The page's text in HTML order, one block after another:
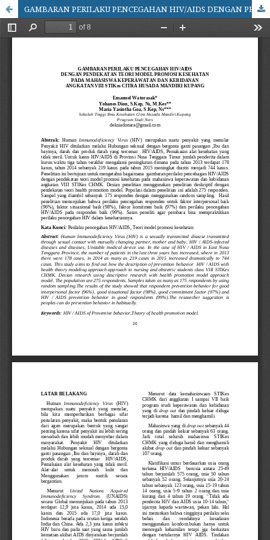
GAMBARAN PERILAKU PENCEGAHAN HIV/AIDS DENGAN PENDEKATAN TEORI MODEL PROMOSI KESEHATAN PADA MAHASISWA KEPERAWATAN DAN KEBIDANAN ANGKATAN VIII STIKes CITRA HUSADA MANDIRI KUPANG